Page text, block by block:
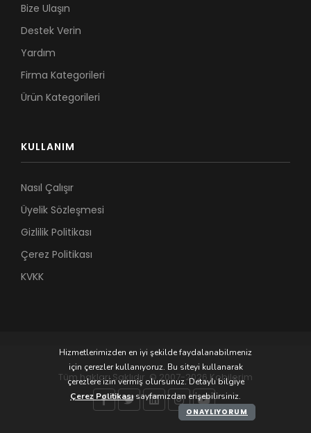
Bize Ulaşın
Destek Verin
Yardım
Firma Kategorileri
Ürün Kategorileri
KULLANIM
Nasıl Çalışır
Üyelik Sözleşmesi
Gizlilik Politikası
Çerez Politikası
KVKK
Tüm hakları Saklıdır. © 2007-2026 Kobilerim
Hizmetlerimizden en iyi şekilde faydalanabilmeniz
için çerezler kullanıyoruz. Bu siteyi kullanarak
çerezlere izin vermiş olursunuz. Detaylı bilgiye
Çerez Politikasısayfamızdan erişebilirsiniz.
ONAYLIYORUM